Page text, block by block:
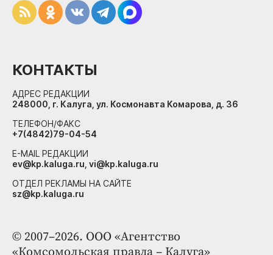
© 2007–2026. ООО «Агентство
КОНТАКТЫ
АДРЕС РЕДАКЦИИ
248000, г. Калуга, ул. Космонавта Комарова, д. 36
ТЕЛЕФОН/ФАКС
+7(4842)79-04-54
E-MAIL РЕДАКЦИИ
ev@kp.kaluga.ru, vi@kp.kaluga.ru
ОТДЕЛ РЕКЛАМЫ НА САЙТЕ
sz@kp.kaluga.ru